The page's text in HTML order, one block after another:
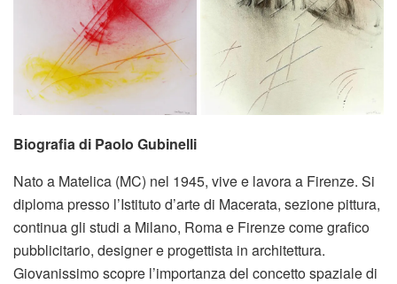
Biografia di Paolo Gubinelli
Nato a Matelica (MC) nel 1945, vive e lavora a Firenze. Si
diploma presso l’Istituto d’arte di Macerata, sezione pittura,
continua gli studi a Milano, Roma e Firenze come grafico
pubblicitario, designer e progettista in architettura.
Giovanissimo scopre l’importanza del concetto spaziale di